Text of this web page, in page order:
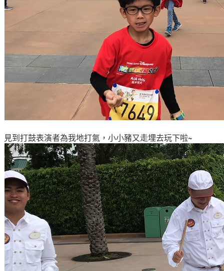
見到打鼓表演者為我地打氣，小小豬又走埋去玩下啦~